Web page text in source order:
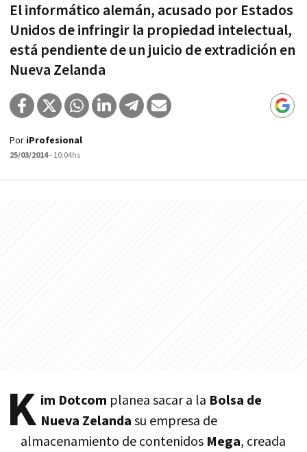
El informático alemán, acusado por Estados
Unidos de infringir la propiedad intelectual,
está pendiente de un juicio de extradición en
Nueva Zelanda
Por iProfesional
25/03/2014- 10:04hs
K im Dotcom planea sacar a la Bolsa de
Nueva Zelandasu empresa de
almacenamiento de contenidos Mega, creada